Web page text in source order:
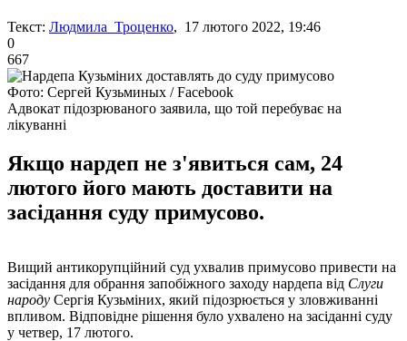
Текст: Людмила Троценко, 17 лютого 2022, 19:46
0
667
Фото: Сергей Кузьминых / Facebook
Адвокат підозрюваного заявила, що той перебуває на
лікуванні
Якщо нардеп не з'явиться сам, 24
лютого його мають доставити на
засідання суду примусово.
Вищий антикорупційний суд ухвалив примусово привести на
засідання для обрання запобіжного заходу нардепа від Слуги
народу Сергія Кузьміних, який підозрюється у зловживанні
впливом. Відповідне рішення було ухвалено на засіданні суду
у четвер, 17 лютого.